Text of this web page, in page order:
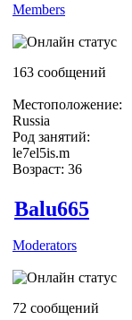
Members
163 сообщений
Местоположение:
Russia
Род занятий:
le7el5is.m
Возраст: 36
Balu665
Moderators
72 сообщений